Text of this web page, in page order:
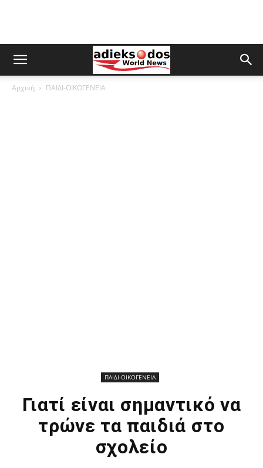
Αρχική ΠΑΙΔΙ-ΟΙΚΟΓΕΝΕΙΑ
ΠΑΙΔΙ-ΟΙΚΟΓΕΝΕΙΑ
Γιατί είναι σημαντικό να
τρώνε τα παιδιά στο
σχολείο